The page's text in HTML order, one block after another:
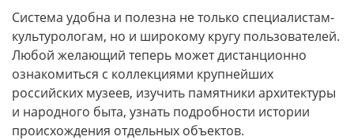
Система удобна и полезна не только специалистам-
культурологам, но и широкому кругу пользователей.
Любой желающий теперь может дистанционно
ознакомиться с коллекциями крупнейших
российских музеев, изучить памятники архитектуры
и народного быта, узнать подробности истории
происхождения отдельных объектов.